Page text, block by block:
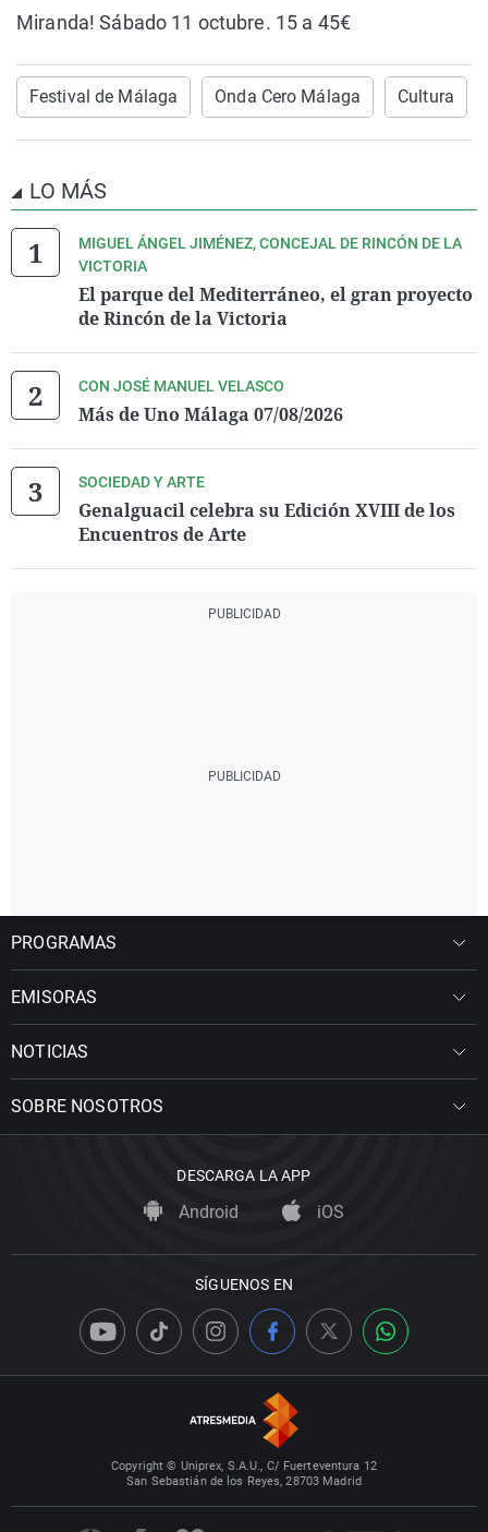
Miranda! Sábado 11 octubre. 15 a 45€
Festival de Málaga Onda Cero Málaga Cultura
LO MÁS
MIGUEL ÁNGEL JIMÉNEZ, CONCEJAL DE RINCÓN DE LA
VICTORIA
El parque del Mediterráneo, el gran proyecto
de Rincón de la Victoria
CON JOSÉ MANUEL VELASCO
Más de Uno Málaga 07/08/2026
SOCIEDAD Y ARTE
Genalguacil celebra su Edición XVIII de los
Encuentros de Arte
PROGRAMAS
EMISORAS
NOTICIAS
SOBRE NOSOTROS
DESCARGA LA APP
Android iOS
SÍGUENOS EN
Copyright © Uniprex, S.A.U., C/ Fuerteventura 12
San Sebastián de los Reyes, 28703 Madrid